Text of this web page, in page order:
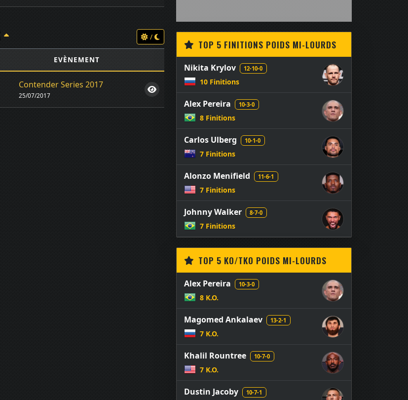
/
EVÈNEMENT
Contender Series 2017
25/07/2017
TOP 5 FINITIONS POIDS MI-LOURDS
Nikita Krylov 12-10-0
10 Finitions
Alex Pereira 10-3-0
8 Finitions
Carlos Ulberg 10-1-0
7 Finitions
Alonzo Menifield 11-6-1
7 Finitions
Johnny Walker 8-7-0
7 Finitions
TOP 5 KO/TKO POIDS MI-LOURDS
Alex Pereira 10-3-0
8 K.O.
Magomed Ankalaev 13-2-1
7 K.O.
Khalil Rountree 10-7-0
7 K.O.
Dustin Jacoby 10-7-1